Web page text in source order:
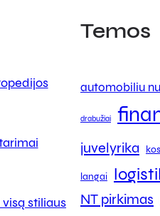
stiliaus
Temos
automobiliu
drabužiai
juvelyrika
langai
NT pirkimas